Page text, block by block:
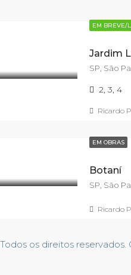
EM BREVE/
Jardim
SP, São
2, 3, 4
Ricardo
EM OBRAS
Botaní
SP, São
Ricardo
os direitos reservados.